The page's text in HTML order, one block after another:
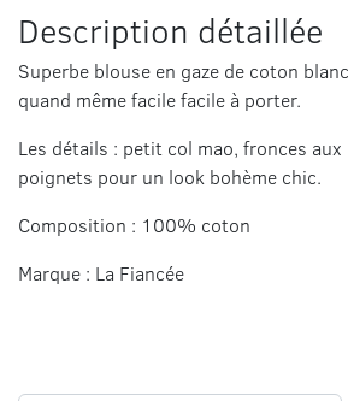
Description détaillée
Superbe blouse en gaze de coton
quand même facile facile à porter.
Les détails : petit col mao, fronces aux
poignets pour un look bohème chic.
Composition : 100% coton
Marque : La Fiancée